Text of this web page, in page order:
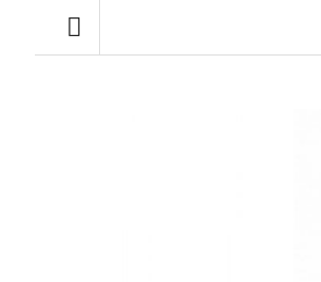
Audio Player